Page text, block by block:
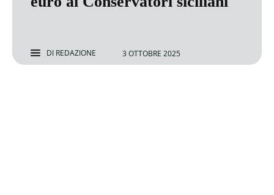
DI REDAZIONE 3 OTTOBRE 2025